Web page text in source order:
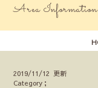
Area
2019/11/12 更新
Category；